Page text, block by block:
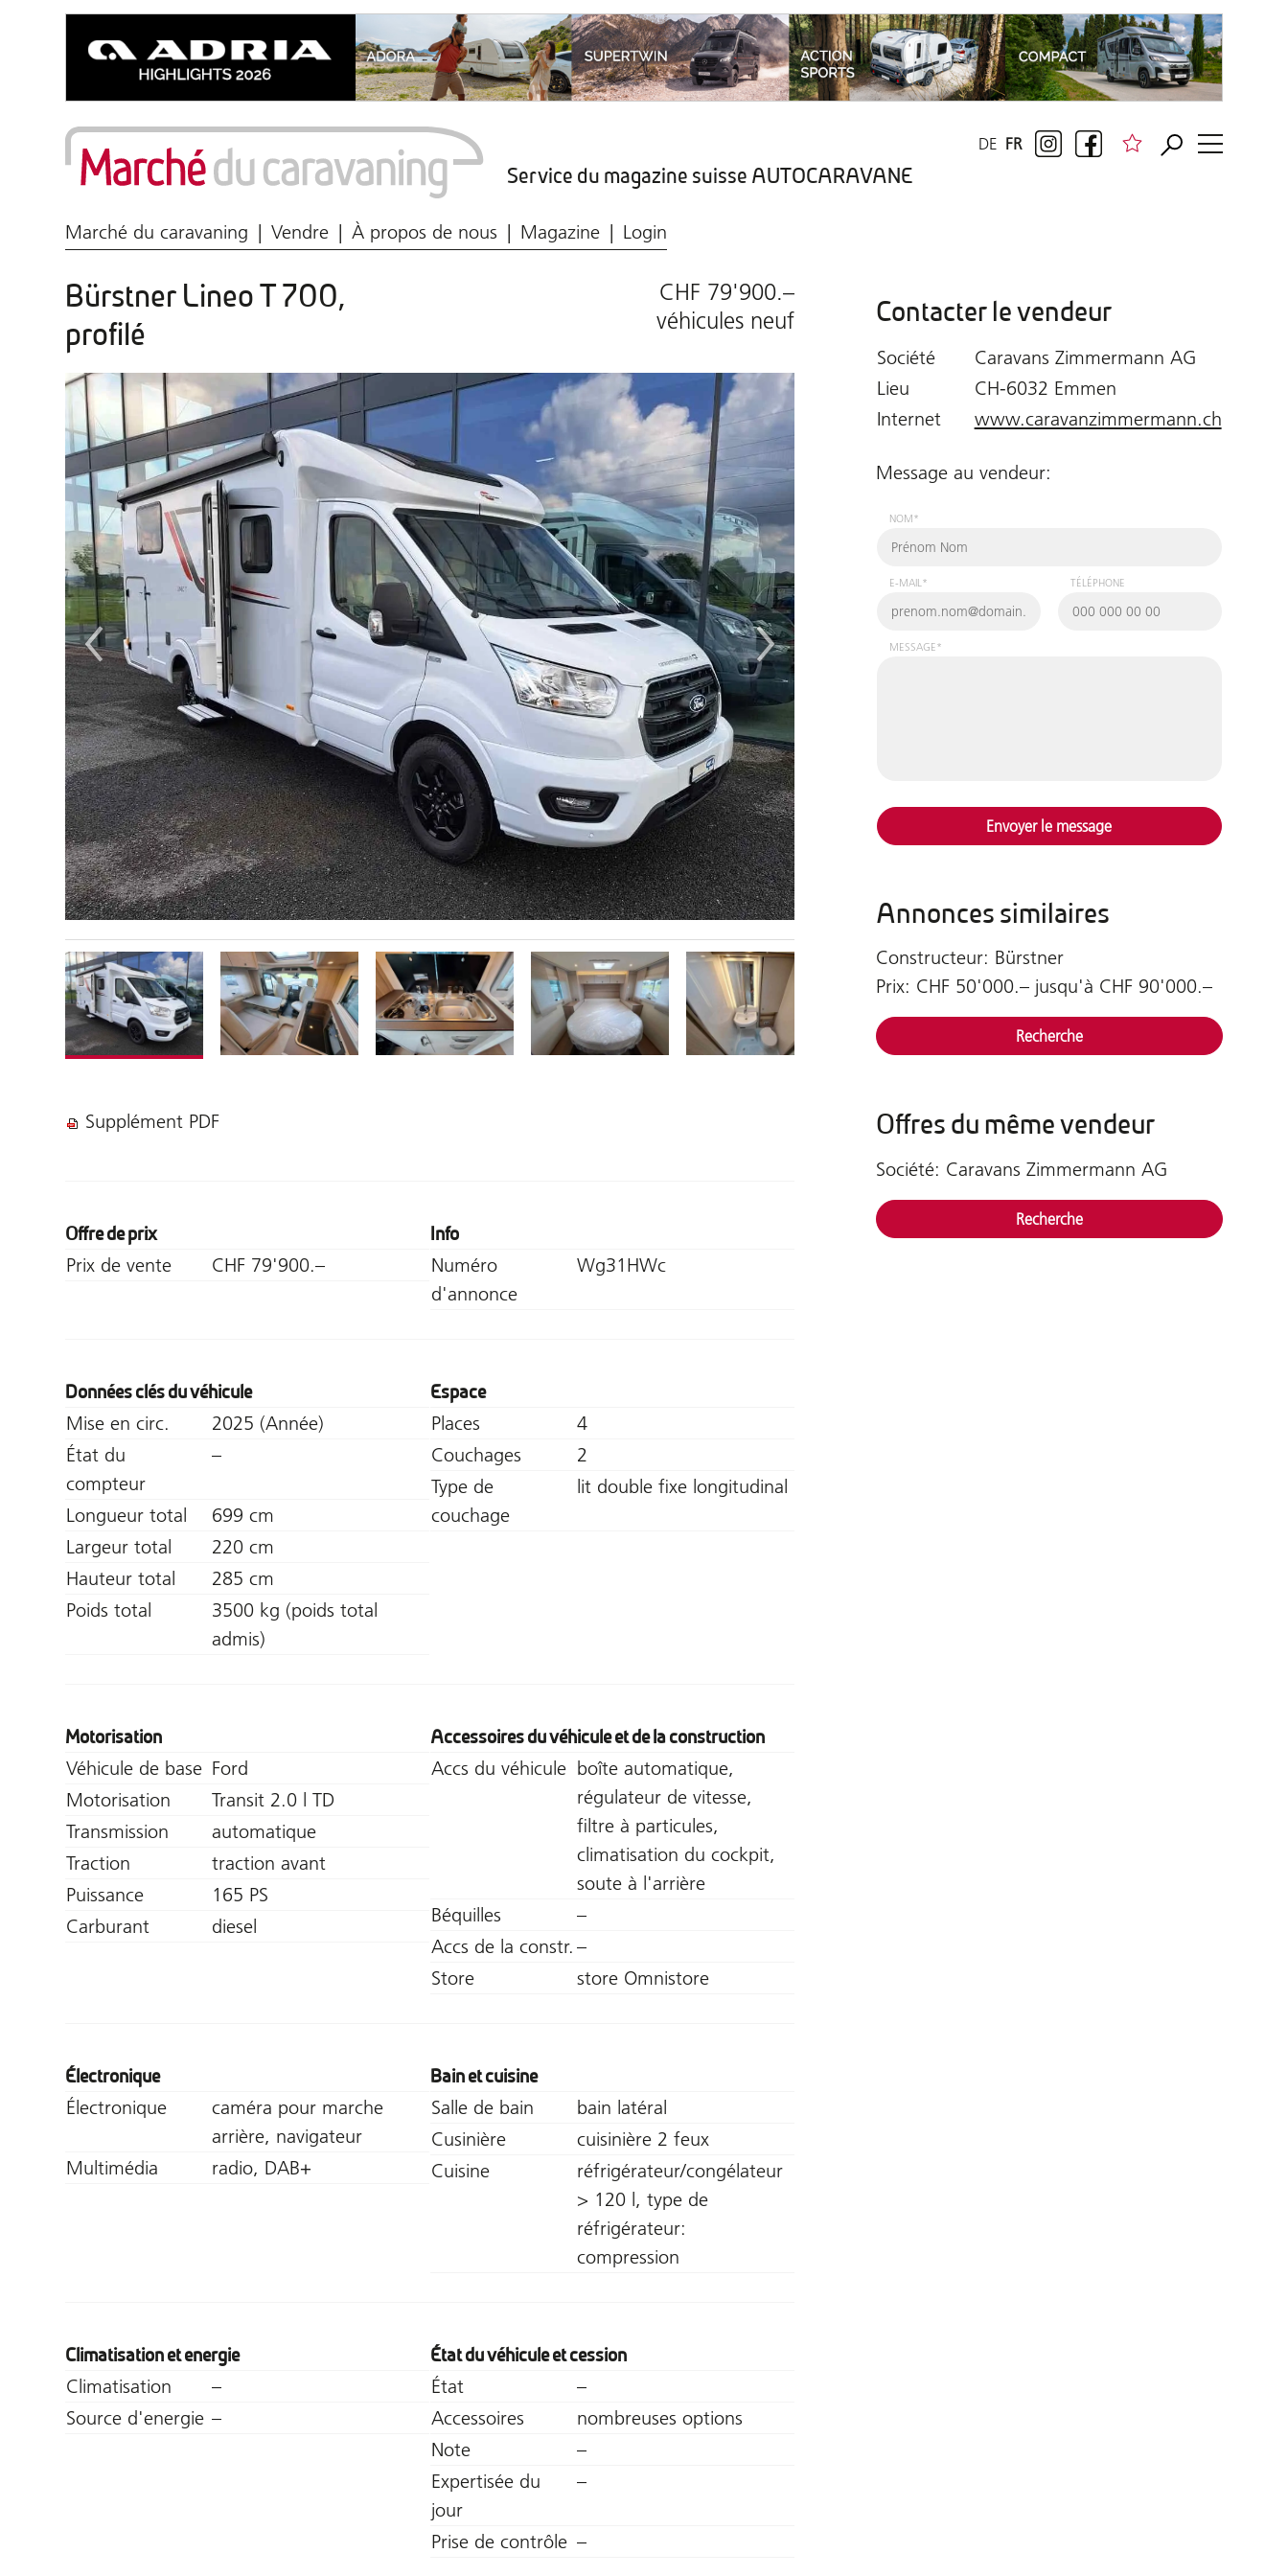
Service du magazine suisse AUTOCARAVANE
FR
DE
Marché du caravaning Vendre À propos de nous Magazine Login
Bürstner Lineo T 700,
profilé
CHF 79'900.–
véhicules neuf
Supplément PDF
Offre de prix
Prix de vente CHF 79'900.–
Info
Numéro
d'annonce
Wg31HWc
Données clés du véhicule
Mise en circ.
2025 (Année)
État du
compteur
–
Longueur total
699 cm
Largeur total
220 cm
Hauteur total
285 cm
Poids total
3500 kg (poids total
admis)
Espace
Places
4
Couchages
2
Type de
couchage
lit double fixe longitudinal
Motorisation
Véhicule de base Ford
Motorisation
Transit 2.0 l TD
Transmission
automatique
Traction
traction avant
Puissance
165 PS
Carburant
diesel
Accessoires du véhicule et de la construction
Accs du véhicule boîte automatique,
régulateur de vitesse,
filtre à particules,
climatisation du cockpit,
soute à l'arrière
Béquilles
–
Accs de la constr. –
Store
store Omnistore
Électronique
Électronique
caméra pour marche
arrière, navigateur
Multimédia
radio, DAB+
Bain et cuisine
Salle de bain
bain latéral
Cusinière
cuisinière 2 feux
Cuisine
réfrigérateur/congélateur
> 120 l, type de
réfrigérateur:
compression
Climatisation et energie
Climatisation
–
Source d'energie –
État du véhicule et cession
État
–
Accessoires
nombreuses options
Note
–
Expertisée du
jour
–
Prise de contrôle –
Contacter le vendeur
Société
Caravans Zimmermann AG
Lieu
CH-6032 Emmen
Internet
www.caravanzimmermann.ch
Message au vendeur:
NOM*
E-MAIL* TÉLÉPHONE
MESSAGE*
Envoyer le message
Annonces similaires
Constructeur: Bürstner
Prix: CHF 50'000.– jusqu'à CHF 90'000.–
Recherche
Offres du même vendeur
Société: Caravans Zimmermann AG
Recherche